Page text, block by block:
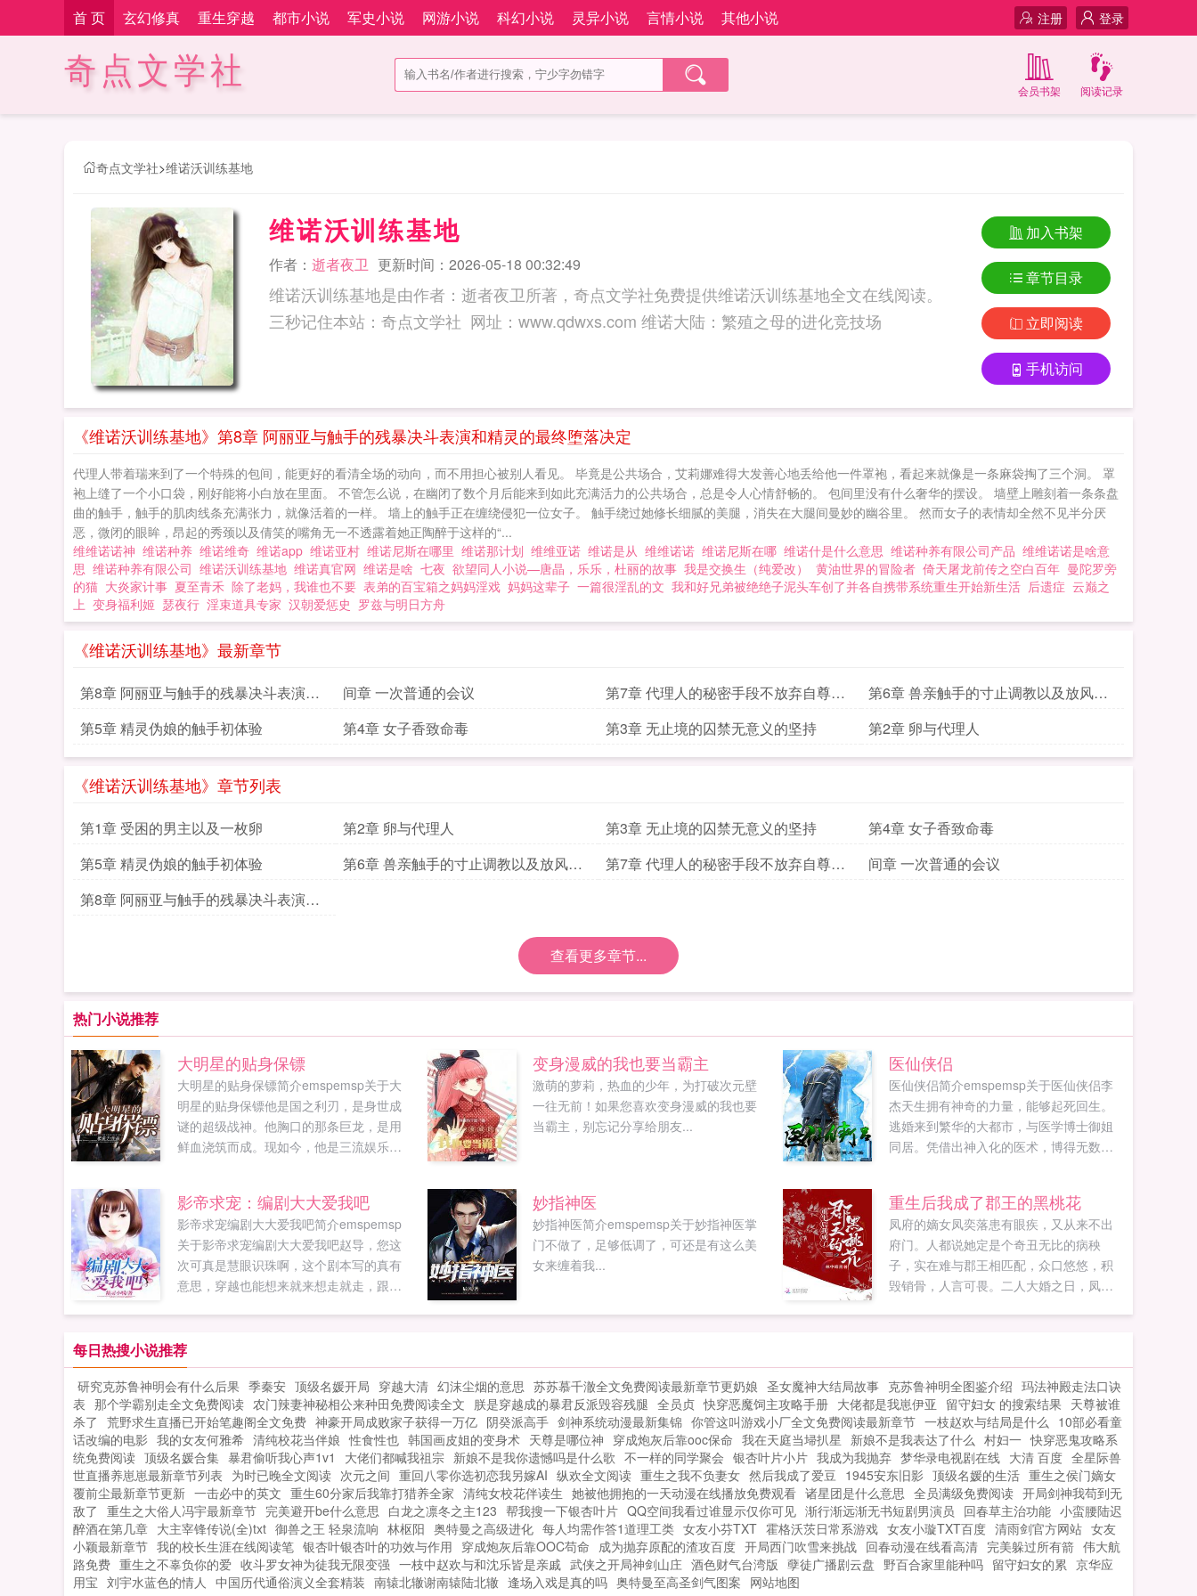
首 页 玄幻修真 重生穿越 都市小说 军史小说 网游小说 科幻小说 灵异小说 言情小说 其他小说 登录
注册
奇点文学社 阅读记录
会员书架
奇点文学社>维诺沃训练基地
维诺沃训练基地
作者： 逝者夜卫 更新时间：2026-05-18 00:32:49
维诺沃训练基地是由作者：逝者夜卫所著，奇点文学社免费提供维诺沃训练基地全文在线阅读。
三秒记住本站：奇点文学社 网址：www.qdwxs.com 维诺大陆：繁殖之母的进化竞技场
加入书架
章节目录
立即阅读
手机访问
《维诺沃训练基地》第8章 阿丽亚与触手的残暴决斗表演和精灵的最终堕落决定
代理人带着瑞来到了一个特殊的包间，能更好的看清全场的动向，而不用担心被别人看见。 毕竟是公共场合，艾莉娜难得大发善心地丢给他一件罩袍，看起来就像是一条麻袋掏了三个洞。 罩
袍上缝了一个小口袋，刚好能将小白放在里面。 不管怎么说，在幽闭了数个月后能来到如此充满活力的公共场合，总是令人心情舒畅的。 包间里没有什么奢华的摆设。 墙壁上雕刻着一条条盘
曲的触手，触手的肌肉线条充满张力，就像活着的一样。 墙上的触手正在缠绕侵犯一位女子。 触手绕过她修长细腻的美腿，消失在大腿间曼妙的幽谷里。 然而女子的表情却全然不见半分厌
恶，微闭的眼眸，昂起的秀颈以及倩笑的嘴角无一不透露着她正陶醉于这样的“...
维维诺诺神 维诺种养 维诺维奇 维诺app 维诺亚村 维诺尼斯在哪里 维诺那计划 维维亚诺 维诺是从 维维诺诺 维诺尼斯在哪 维诺什是什么意思 维诺种养有限公司产品 维维诺诺是啥意
思 维诺种养有限公司 维诺沃训练基地 维诺真官网 维诺是啥 七夜 欲望同人小说—唐晶，乐乐，杜丽的故事 我是交换生（纯爱改） 黄油世界的冒险者 倚天屠龙前传之空白百年 曼陀罗旁
的猫 大炎家计事 夏至青禾 除了老妈，我谁也不要 表弟的百宝箱之妈妈淫戏 妈妈这辈子 一篇很淫乱的文 我和好兄弟被绝绝子泥头车创了并各自携带系统重生开始新生活 后遗症 云巅之
上 变身福利姬 瑟夜行 淫束道具专家 汉朝爱惩史 罗兹与明日方舟
《维诺沃训练基地》最新章节
第8章 阿丽亚与触手的残暴决斗表演和
精灵的最终堕落决定
间章 一次普通的会议
第7章 代理人的秘密手段不放弃自尊就
失败的羞辱挑战
第6章 兽亲触手的寸止调教以及放风背
后的阴谋
第5章 精灵伪娘的触手初体验 第4章 女子香致命毒 第3章 无止境的囚禁无意义的坚持 第2章 卵与代理人
《维诺沃训练基地》章节列表
第1章 受困的男主以及一枚卵 第2章 卵与代理人 第3章 无止境的囚禁无意义的坚持
第4章 女子香致命毒
第5章 精灵伪娘的触手初体验
第6章 兽亲触手的寸止调教以及放风背
第7章 代理人的秘密手段不放弃自尊就
间章 一次普通的会议
第8章 阿丽亚与触手的残暴决斗表演和
查看更多章节...
热门小说推荐
大明星的贴身保镖
大明星的贴身保镖简介emspemsp关于大
明星的贴身保镖他是国之利刃，是身世成
谜的超级战神。他胸口的那条巨龙，是用
鲜血浇筑而成。现如今，他是三流娱乐公
打破了他和谐美好的生活。签超级天后？
不就是泡大明星嘛！唐欢暗暗咬牙，有点
破罐子破摔的他忽然想和房东上司秉烛夜
谈…公众号肥茄子大明星千人群
649860302...
变身漫威的我也要当霸主
激萌的萝莉，热血的少年，为打破次元壁
一往无前！如果您喜欢变身漫威的我也要
当霸主，别忘记分享给朋友...
医仙侠侣
医仙侠侣简介emspemsp关于医仙侠侣李
杰天生拥有神奇的力量，能够起死回生。
逃婚来到繁华的大都市，与医学博士御姐
同居。凭借出神入化的医术，博得无数美
九阳玄功不老神功，冷热兵器，谁与争
锋？一块千年古玉，带你开启不一样的都
市激战小说。...
影帝求宠：编剧大大爱我吧
影帝求宠编剧大大爱我吧简介emspemsp
关于影帝求宠编剧大大爱我吧赵导，您这
次可真是慧眼识珠啊，这个剧本写的真有
意思，穿越也能想来就来想走就走，跟坐
人真事...
妙指神医
妙指神医简介emspemsp关于妙指神医掌
门不做了，足够低调了，可还是有这么美
女来缠着我...
重生后我成了郡王的黑桃花
凤府的嫡女凤奕落患有眼疾，又从来不出
府门。人都说她定是个奇丑无比的病秧
子，实在难与郡王相匹配，众口悠悠，积
毁销骨，人言可畏。二人大婚之日，凤奕
之后的凤奕落像是变了一个人一样，不仅
眼疾突然好了，还想尽各种办法退婚，这
让本不大在意的郡王着实起了兴趣，本想
着捉弄她一番，却没想到把自己给搭进去
了。如果您喜欢重生后我成了郡王的黑桃
花，别忘记分享给朋友...
每日热搜小说推荐
研究克苏鲁神明会有什么后果 季秦安 顶级名媛开局 穿越大清 幻沫尘烟的意思 苏苏慕千澈全文免费阅读最新章节更奶娘 圣女魔神大结局故事 克苏鲁神明全图鉴介绍 玛法神殿走法口诀
表 那个学霸别走全文免费阅读 农门辣妻神秘相公来种田免费阅读全文 朕是穿越成的暴君反派毁容残腿 全员贞 快穿恶魔饲主攻略手册 大佬都是我崽伊亚 留守妇女 的搜索结果 天尊被谁
杀了 荒野求生直播已开始笔趣阁全文免费 神豪开局成败家子获得一万亿 阴癸派高手 剑神系统动漫最新集锦 你管这叫游戏小厂全文免费阅读最新章节 一枝赵欢与结局是什么 10部必看童
话改编的电影 我的女友何雅希 清纯校花当伴娘 性食性也 韩国画皮姐的变身术 天尊是哪位神 穿成炮灰后靠ooc保命 我在天庭当埽扒星 新娘不是我表达了什么 村妇一 快穿恶鬼攻略系
统免费阅读 顶级名媛合集 暴君偷听我心声1v1 大佬们都喊我祖宗 新娘不是我你遗憾吗是什么歌 不一样的同学聚会 银杏叶片小片 我成为我抛弃 梦华录电视剧在线 大清 百度 全星际兽
世直播养崽崽最新章节列表 为时已晚全文阅读 次元之间 重回八零你选初恋我另嫁AI 纵欢全文阅读 重生之我不负妻女 然后我成了爱豆 1945安东旧影 顶级名媛的生活 重生之侯门嫡女
覆前尘最新章节更新 一击必中的英文 重生60分家后我靠打猎养全家 清纯女校花伴读生 她被他拥抱的一天动漫在线播放免费观看 诸星团是什么意思 全员满级免费阅读 开局剑神我苟到无
敌了 重生之大俗人冯宇最新章节 完美避开be什么意思 白龙之凛冬之主123 帮我搜一下银杏叶片 QQ空间我看过谁显示仅你可见 渐行渐远渐无书短剧男演员 回春草主治功能 小蛮腰陆迟
醉酒在第几章 大主宰锋传说(全)txt 御兽之王 轻泉流响 林枢阳 奥特曼之高级进化 每人均需作答1道理工类 女友小芬TXT 霍格沃茨日常系游戏 女友小璇TXT百度 清雨剑官方网站 女友
小颖最新章节 我的校长生涯在线阅读笔 银杏叶银杏叶的功效与作用 穿成炮灰后靠OOC苟命 成为抛弃原配的渣攻百度 开局西门吹雪来挑战 回春动漫在线看高清 完美躲过所有箭 伟大航
路免费 重生之不辜负你的爱 收斗罗女神为徒我无限变强 一枝中赵欢与和沈乐皆是亲戚 武侠之开局神剑山庄 酒色财气台湾版 孽徒广播剧云盘 野百合家里能种吗 留守妇女的累 京华应
用宝 刘宇水蓝色的情人 中国历代通俗演义全套精装 南辕北辙谢南辕陆北辙 逢场入戏是真的吗 奥特曼至高圣剑气图案 网站地图